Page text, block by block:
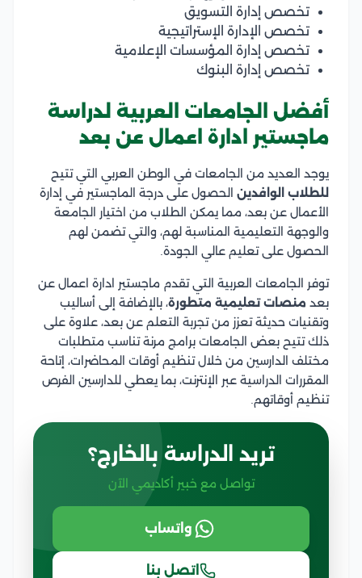
تخصص إدارة التسويق
تخصص الإدارة الإستراتيجية
تخصص إدارة المؤسسات الإعلامية
تخصص إدارة البنوك
أفضل الجامعات العربية لدراسة
ماجستير ادارة اعمال عن بعد
يوجد العديد من الجامعات في الوطن العربي التي تتيح
للطلاب الوافدين الحصول على درجة الماجستير في إدارة
الأعمال عن بعد، مما يمكن الطلاب من اختيار الجامعة
والوجهة التعليمية المناسبة لهم، والتي تضمن لهم
الحصول على تعليم عالي الجودة.
توفر الجامعات العربية التي تقدم ماجستير ادارة اعمال عن
بعد منصات تعليمية متطورة، بالإضافة إلى أساليب
وتقنيات حديثة تعزز من تجربة التعلم عن بعد، علاوة على
ذلك تتيح بعض الجامعات برامج مرنة تناسب متطلبات
مختلف الدارسين من خلال تنظيم أوقات المحاضرات، إتاحة
المقررات الدراسية عبر الإنترنت، بما يعطي للدارسين الفرص
تنظيم أوقاتهم.
تريد الدراسة بالخارج؟
تواصل مع خبير أكاديمي الآن
واتساب
اتصل بنا